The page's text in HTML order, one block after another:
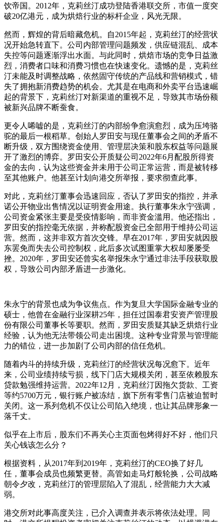
饮帝国。2012年，克莉丝汀成功登陆香港联交所，市值一度突
破20亿港元，成为烘焙行业的标杆企业，风光无限。
然而，辉煌的背后暗藏危机。自2015年起，克莉丝汀的经营状
况开始急转直下。公司内部管理问题频发，供应链混乱、成本
失控等问题逐渐浮出水面。与此同时，烘焙市场的竞争日益激
烈，消费者口味和消费习惯也在快速变化。遗憾的是，克莉丝
汀未能及时调整战略，依然固守传统的产品线和营销模式，错
失了拥抱新消费趋势的机会。尤其是在电商和外卖平台迅速崛
起的背景下，克莉丝汀对新渠道的重视不足，导致其市场份额
被新兴品牌不断蚕食。
更令人唏嘘的是，克莉丝汀的内部纷争愈演愈烈，成为压垮骆
驼的最后一根稻草。创始人罗田安与现任董事会之间的矛盾不
断升级，双方围绕资金使用、管理层决策和股东权益等问题展
开了激烈的博弈。罗田安公开质疑公司2022年6月配股所得资
金的去向，认为这些资金并未用于公司正常运营，而是被转移
至其他账户。他甚至计划向港交所举报，要求彻查此事。
对此，克莉丝汀董事会迅速回应，否认了罗田安的指控，并承
诺公开物业出售情况以证明资金用途。执行董事朱永宁强调，
公司资金紧张主要是受疫情影响，而非资金滥用。他还指出，
罗田安的指控毫无依据，并称配股资金已全部用于维持公司运
营。然而，这并非双方首次交锋。早在2017年，罗田安就因股
东罢免而失去公司控制权，此后多次试图重掌大权却屡屡受
挫。2020年，罗田安还曾实名举报朱永宁通过非法手段获取股
权，导致公司内部矛盾进一步激化。
朱永宁的背景也成为争议焦点。作为复旦大学国际金融专业的
硕士，他曾在金融行业深耕25年，担任过国泰君安资产管理股
份有限公司董事长等要职。然而，罗田安质疑其缺乏烘焙行业
经验，认为他无法带领公司走出困境。这种专业背景与管理能
力的错位，进一步加剧了公司内部的信任危机。
随着内斗的持续升级，克莉丝汀的经营状况每况愈下。近年
来，公司业绩持续亏损，线下门店大规模关闭，甚至依赖股东
贷款勉强维持运营。2022年12月，克莉丝汀因拖欠货款、工资
等约5700万元，银行账户被冻结，旗下所有零售门店被迫暂时
关闭。这一系列危机不仅让公司陷入绝境，也让其品牌形象一
落千丈。
似乎在上市后，股东们不再关心主页面包烤得好不好，他们只
关心钱该怎么分？
根据资料，从2017年到2019年，克莉丝汀的CEO换了好几
任，董事会成员也频繁更替。高管如走马灯般轮换，公司战略
朝令夕改，克莉丝汀的管理层陷入了混乱，经营能力大大减
弱。
港交所对此事高度关注，已介入调查并表示将依法处理。同